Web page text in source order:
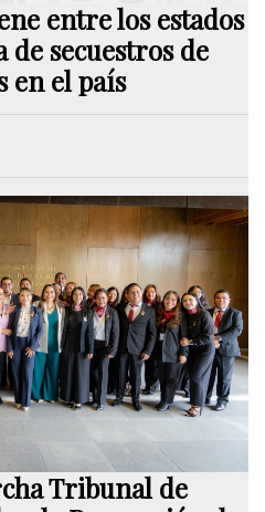
entre los estados
de secuestros de
en el país
Tribunal de